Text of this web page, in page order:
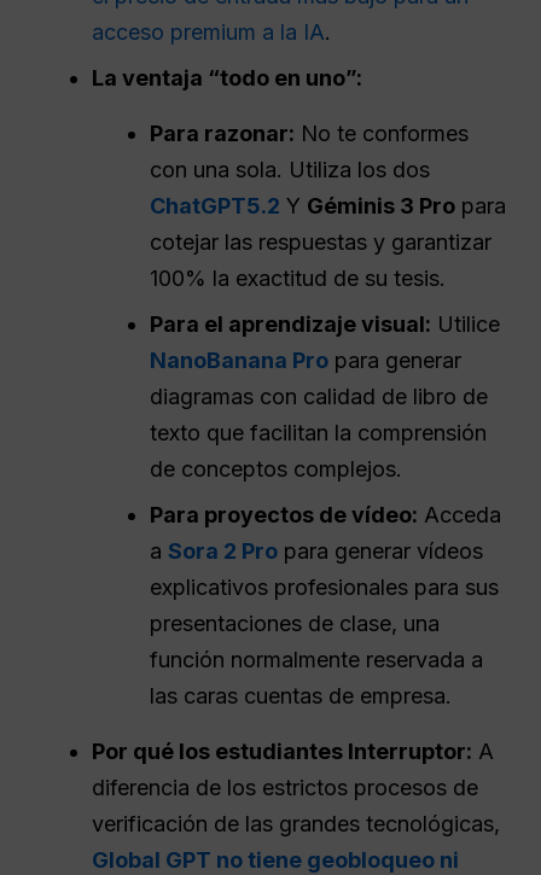
acceso premium a la IA.
La ventaja “todo en uno”:
Para razonar: No te conformes
con una sola. Utiliza los dos
ChatGPT5.2 Y Géminis 3 Pro para
cotejar las respuestas y garantizar
100% la exactitud de su tesis.
Para el aprendizaje visual: Utilice
NanoBanana Pro para generar
diagramas con calidad de libro de
texto que facilitan la comprensión
de conceptos complejos.
Para proyectos de vídeo: Acceda
aSora 2 Pro para generar vídeos
explicativos profesionales para sus
presentaciones de clase, una
función normalmente reservada a
las caras cuentas de empresa.
Por qué los estudiantes Interruptor: A
diferencia de los estrictos procesos de
verificación de las grandes tecnológicas,
Global GPT no tiene geobloqueo ni